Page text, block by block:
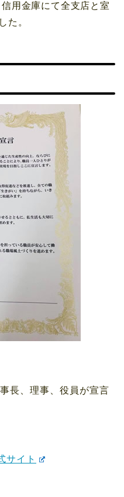
用金庫にて全支店と室
た。
長、理事、役員が宣言
サイト